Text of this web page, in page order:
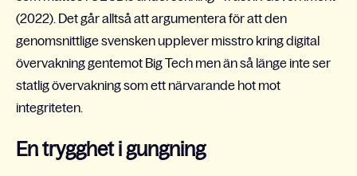
(2022). Det går alltså att argumentera för att den
genomsnittlige svensken upplever misstro kring digital
övervakning gentemot Big Tech men än så länge inte ser
statlig övervakning som ett närvarande hot mot
integriteten.
En trygghet i gungning